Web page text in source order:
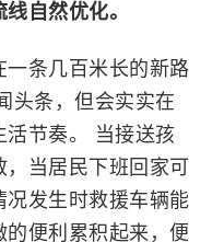
自然优化。
条几百米长的新路
头条，但会实实在
节奏。
当接送孩
当居民下班回家可
况发生时救援车辆能
便利累积起来，便